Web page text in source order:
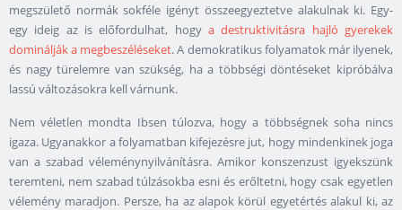
megszülető normák sokféle igényt összeegyeztetve alakulnak ki. Egy-
egy ideig az is előfordulhat, hogya destruktivitásra hajló gyerekek
dominálják a megbeszéléseket. A demokratikus folyamatok már ilyenek,
és nagy türelemre van szükség, ha a többségi döntéseket kipróbálva
lassú változásokra kell várnunk.
Nem véletlen mondta Ibsen túlozva, hogy a többségnek soha nincs
igaza. Ugyanakkor a folyamatban kifejezésre jut, hogy mindenkinek joga
van a szabad véleménynyilvánításra. Amikor konszenzust igyekszünk
teremteni, nem szabad túlzásokba esni és erőltetni, hogy csak egyetlen
vélemény maradjon. Persze, ha az alapok körül egyetértés alakul ki, az